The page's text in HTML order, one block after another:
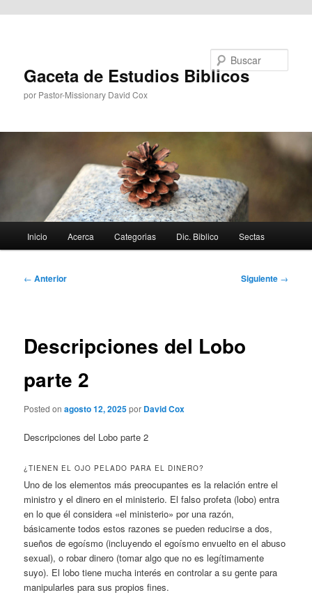
Gaceta de Estudios Biblicos
por Pastor-Missionary David Cox
principal
Inicio Acerca Categorias Dic. Biblico Sectas
Navegación
← Anterior Siguiente →
Descripciones del Lobo
parte 2
Posted onagosto 12, 2025por David Cox
Descripciones del Lobo parte 2
¿TIENEN EL OJO PELADO PARA EL DINERO?
Uno de los elementos más preocupantes es la relación entre el
ministro y el dinero en el ministerio. El falso profeta (lobo) entra
en lo que él considera «el ministerio» por una razón,
básicamente todos estos razones se pueden reducirse a dos,
sueños de egoísmo (incluyendo el egoísmo envuelto en el abuso
sexual), o robar dinero (tomar algo que no es legítimamente
suyo). El lobo tiene mucha interés en controlar a su gente para
manipularles para sus propios fines.